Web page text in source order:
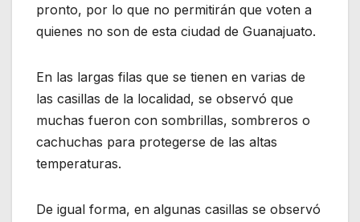
pronto, por lo que no permitirán que voten a
quienes no son de esta ciudad de Guanajuato.
En las largas filas que se tienen en varias de
las casillas de la localidad, se observó que
muchas fueron con sombrillas, sombreros o
cachuchas para protegerse de las altas
temperaturas.
De igual forma, en algunas casillas se observó